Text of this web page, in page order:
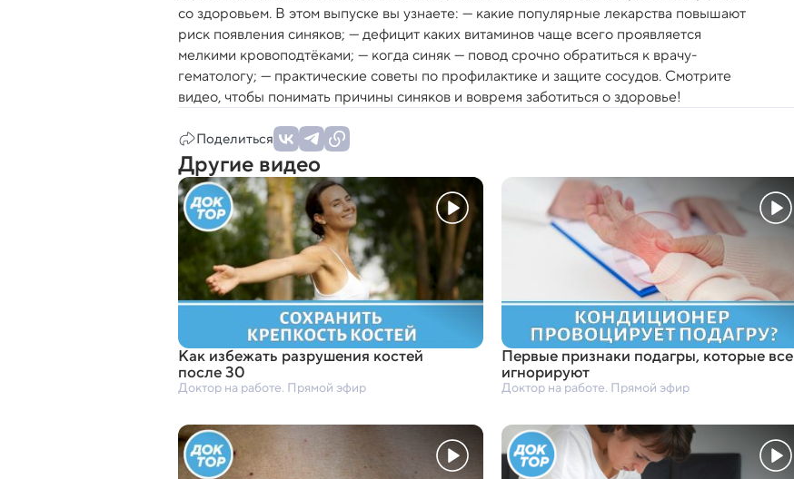
со здоровьем. В этом выпуске вы узнаете: — какие популярные лекарства повышают
риск появления синяков; — дефицит каких витаминов чаще всего проявляется
мелкими кровоподтёками; — когда синяк — повод срочно обратиться к врачу-
гематологу; — практические советы по профилактике и защите сосудов. Смотрите
видео, чтобы понимать причины синяков и вовремя заботиться о здоровье!
Поделиться
Другие видео
Как избежать разрушения костей
после 30
Доктор на работе. Прямой эфир
Первые признаки подагры,которые все
игнорируют
Доктор на работе. Прямой эфир